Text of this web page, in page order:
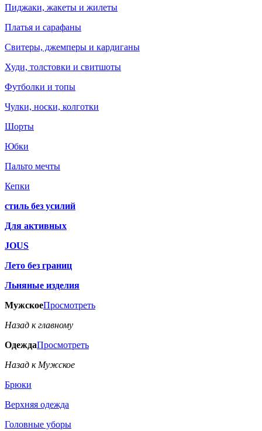
Пиджаки, жакеты и жилеты
Платья и сарафаны
Свитеры, джемперы и кардиганы
Худи, толстовки и свитшоты
Футболки и топы
Чулки, носки, колготки
Шорты
Юбки
Пальто мечты
Кепки
стиль без усилий
Для активных
JOUS
Лето без границ
Льняные изделия
МужскоеПросмотреть
Назад к главному
ОдеждаПросмотреть
Назад к Мужское
Брюки
Верхняя одежда
Головные уборы